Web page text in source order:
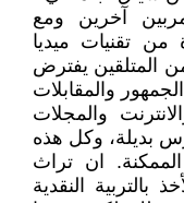
آخرين ومع
من تقنيات ميديا
المتلقين يفترض
والمقابلات
والمجلات
بديلة، وكل هذه
ان تراث
النقدية